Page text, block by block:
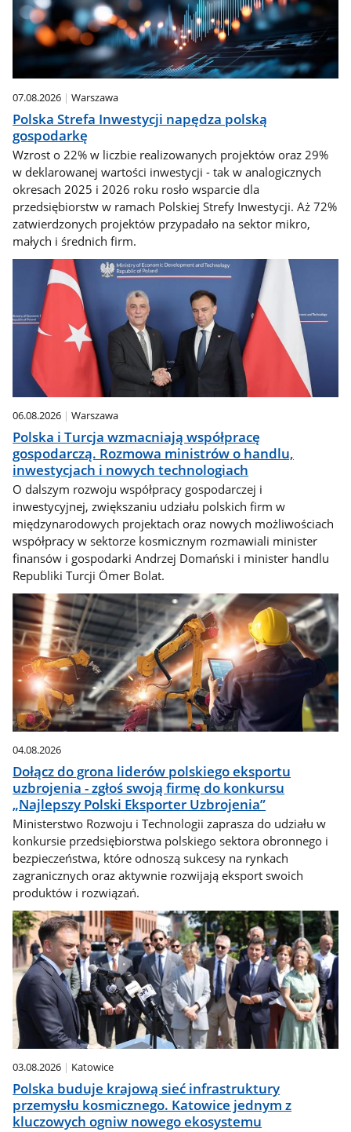
07.08.2026 Warszawa
Polska Strefa Inwestycji napędza polską
gospodarkę
Wzrost o 22% w liczbie realizowanych projektów oraz 29%
w deklarowanej wartości inwestycji - tak w analogicznych
okresach 2025 i 2026 roku rosło wsparcie dla
przedsiębiorstw w ramach Polskiej Strefy Inwestycji. Aż 72%
zatwierdzonych projektów przypadało na sektor mikro,
małych i średnich firm.
06.08.2026 Warszawa
Polska i Turcja wzmacniają współpracę
gospodarczą. Rozmowa ministrów o handlu,
inwestycjach i nowych technologiach
O dalszym rozwoju współpracy gospodarczej i
inwestycyjnej, zwiększaniu udziału polskich firm w
międzynarodowych projektach oraz nowych możliwościach
współpracy w sektorze kosmicznym rozmawiali minister
finansów i gospodarki Andrzej Domański i minister handlu
Republiki Turcji Ömer Bolat.
04.08.2026
Dołącz do grona liderów polskiego eksportu
uzbrojenia - zgłoś swoją firmę do konkursu
„Najlepszy Polski Eksporter Uzbrojenia”
Ministerstwo Rozwoju i Technologii zaprasza do udziału w
konkursie przedsiębiorstwa polskiego sektora obronnego i
bezpieczeństwa, które odnoszą sukcesy na rynkach
zagranicznych oraz aktywnie rozwijają eksport swoich
produktów i rozwiązań.
03.08.2026 Katowice
Polska buduje krajową sieć infrastruktury
przemysłu kosmicznego. Katowice jednym z
kluczowych ogniw nowego ekosystemu